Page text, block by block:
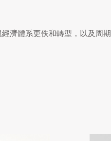
濟體系更佚和轉型，以及周期